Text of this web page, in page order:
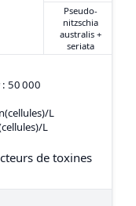
Pseudo-
nitzschia
australis +
seriata
: 50 000
L
L
de toxines